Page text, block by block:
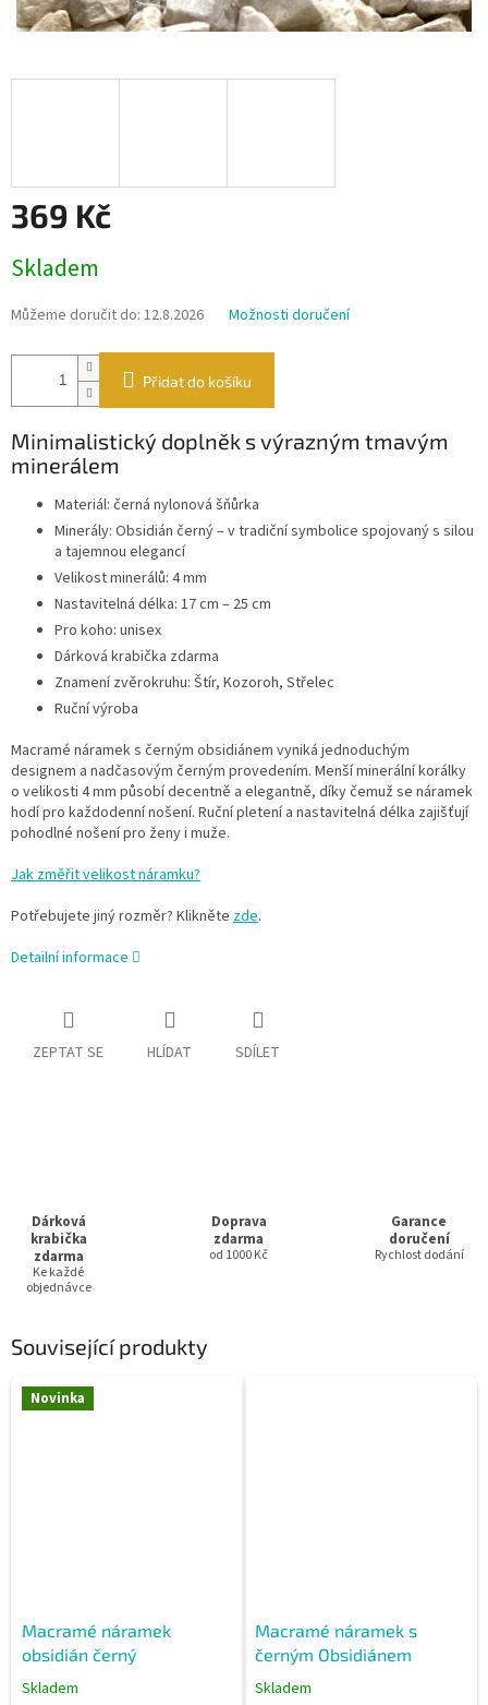
369 Kč
cena:
Skladem
Můžeme doručit do: 12.8.2026 Možnosti doručení
Přidat do košíku
Minimalistický doplněk s výrazným tmavým
minerálem
Materiál: černá nylonová šňůrka
Minerály: Obsidián černý – v tradiční symbolice spojovaný s silou
a tajemnou elegancí
Velikost minerálů: 4 mm
Nastavitelná délka: 17 cm – 25 cm
Pro koho: unisex
Dárková krabička zdarma
Znamení zvěrokruhu: Štír, Kozoroh, Střelec
Ruční výroba
Macramé náramek s černým obsidiánem vyniká jednoduchým
designem a nadčasovým černým provedením. Menší minerální korálky
o velikosti 4 mm působí decentně a elegantně, díky čemuž se náramek
hodí pro každodenní nošení. Ruční pletení a nastavitelná délka zajišťují
pohodlné nošení pro ženy i muže.
Jak změřit velikost náramku?
Potřebujete jiný rozměr? Klikněte zde.
Detailní informace
ZEPTAT SE HLÍDAT SDÍLET
Dárková
krabička
zdarma
Ke každé
objednávce
Doprava
zdarma
od 1000 Kč
Garance
doručení
Rychlost dodání
Související produkty
Novinka
Macramé náramek
obsidián černý
Skladem
Macramé náramek s
černým Obsidiánem
Skladem